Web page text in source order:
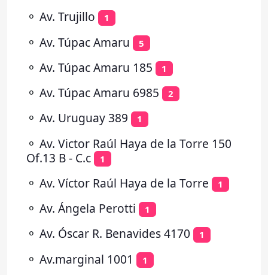
⚬ Av. Trujillo 1
⚬ Av. Túpac Amaru 5
⚬ Av. Túpac Amaru 185 1
⚬ Av. Túpac Amaru 6985 2
⚬ Av. Uruguay 389 1
⚬ Av. Victor Raúl Haya de la Torre 150
Of.13 B - C.c
1
⚬ Av. Víctor Raúl Haya de la Torre 1
⚬ Av. Ángela Perotti 1
⚬ Av. Óscar R. Benavides 4170 1
⚬ Av.marginal 1001 1